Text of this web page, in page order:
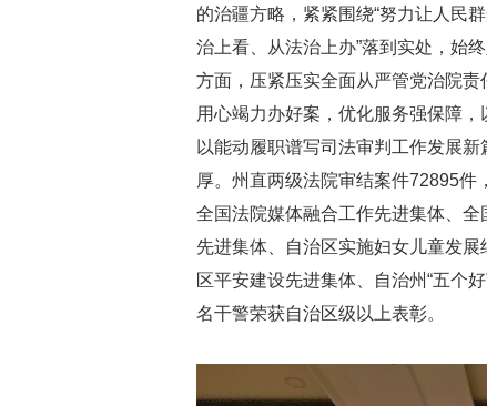
的治疆方略，紧紧围绕“努力让人民
治上看、从法治上办”落到实处，始
方面，压紧压实全面从严管党治院责
用心竭力办好案，优化服务强保障
以能动履职谱写司法审判工作发展
厚。州直两级法院审结案件72895
全国法院媒体融合工作先进集体、
先进集体、自治区实施妇女儿童发
区平安建设先进集体、自治州“五个
名干警荣获自治区级以上表彰。